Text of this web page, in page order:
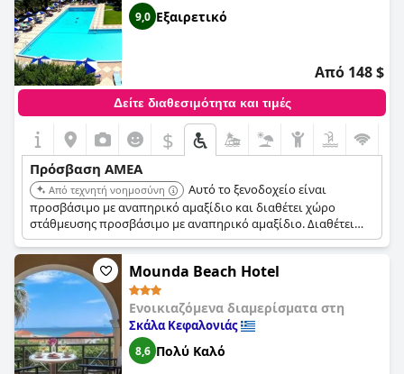
9,0 Εξαιρετικό
Από 148 $
Δείτε διαθεσιμότητα και τιμές
$
Πρόσβαση ΑΜΕΑ
Από τεχνητή νοημοσύνη
Αυτό το ξενοδοχείο είναι
προσβάσιμο με αναπηρικό αμαξίδιο και διαθέτει χώρο
στάθμευσης προσβάσιμο με αναπηρικό αμαξίδιο. Διαθέτει
ανελκυστήρα με φαρδιά πόρτα, ράμπα στην κύρια είσοδο και
χειρολισθήρες σε διαδρόμους και σκάλες. Τα δωμάτια έχουν
δάπεδο με πλακάκια και διατίθεται ντους προσβάσιμο με
αμαξίδιο.
Mounda Beach Hotel
Ενοικιαζόμενα διαμερίσματα στη
Σκάλα Κεφαλονιάς
8,6 Πολύ Καλό